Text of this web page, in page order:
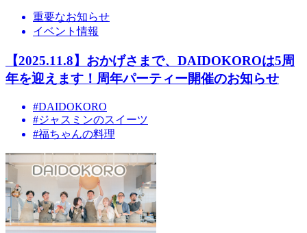
重要なお知らせ
イベント情報
【2025.11.8】おかげさまで、DAIDOKOROは5周
年を迎えます！周年パーティー開催のお知らせ
#DAIDOKORO
#ジャスミンのスイーツ
#福ちゃんの料理